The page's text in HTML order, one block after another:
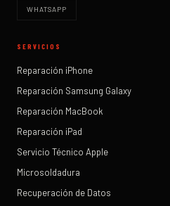
WHATSAPP
SERVICIOS
Reparación iPhone
Reparación Samsung Galaxy
Reparación MacBook
Reparación iPad
Servicio Técnico Apple
Microsoldadura
Recuperación de Datos